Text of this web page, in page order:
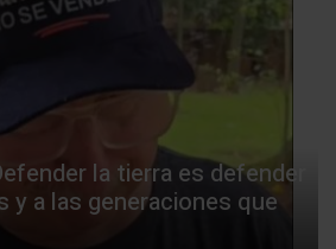
la tierra es defender
y a las generaciones que